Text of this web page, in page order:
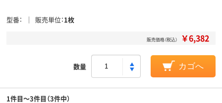
型番 販売単位 1枚
販売価格（税込） ￥6,382
数量 カゴへ
1件目～3件目（3件中）